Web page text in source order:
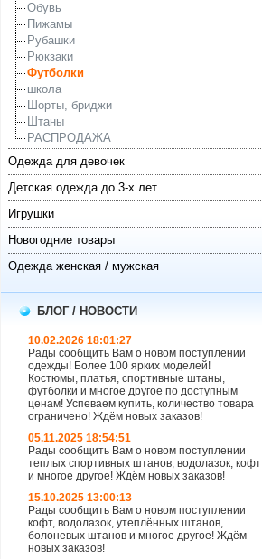
Обувь
Пижамы
Рубашки
Рюкзаки
Футболки
школа
Шорты, бриджи
Штаны
РАСПРОДАЖА
Одежда для девочек
Детская одежда до 3-х лет
Игрушки
Новогодние товары
Одежда женская / мужская
БЛОГ / НОВОСТИ
10.02.2026 18:01:27
Рады сообщить Вам о новом поступлении
одежды! Более 100 ярких моделей!
Костюмы, платья, спортивные штаны,
футболки и многое другое по доступным
ценам! Успеваем купить, количество товара
ограничено! Ждём новых заказов!
05.11.2025 18:54:51
Рады сообщить Вам о новом поступлении
теплых спортивных штанов, водолазок, кофт
и многое другое! Ждём новых заказов!
15.10.2025 13:00:13
Рады сообщить Вам о новом поступлении
кофт, водолазок, утеплённых штанов,
болоневых штанов и многое другое! Ждём
новых заказов!